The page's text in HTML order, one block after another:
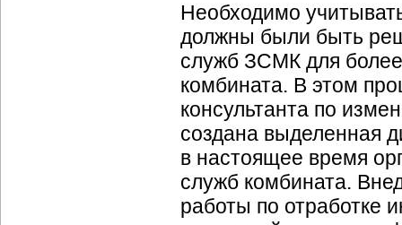
Необходимо
должны были быть
служб ЗСМК для
комбината. В этом
консультанта по
создана выделенная
в настоящее время
служб комбината.
работы по отработке